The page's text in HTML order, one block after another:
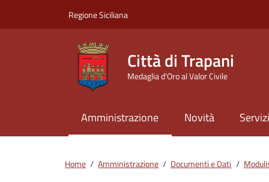
Regione Siciliana
Città di Trapani
Medaglia d'Oro al Valor Civile
Amministrazione Novità Servizi
Home / Amministrazione / Documenti e Dati /